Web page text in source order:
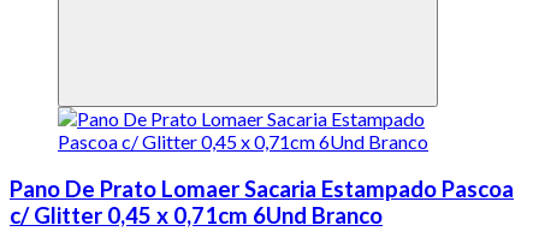
Pano De Prato Lomaer Sacaria Estampado Pascoa
c/ Glitter 0,45 x 0,71cm 6Und Branco